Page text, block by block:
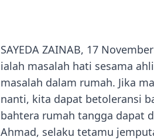
SAYEDA ZAINAB, 17
ialah masalah hati sesama
masalah dalam rumah. Jika
nanti, kita dapat betoleransi
bahtera rumah tangga dapat
Ahmad, selaku tetamu